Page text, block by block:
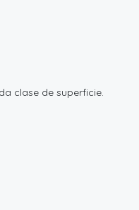
clase de superficie.